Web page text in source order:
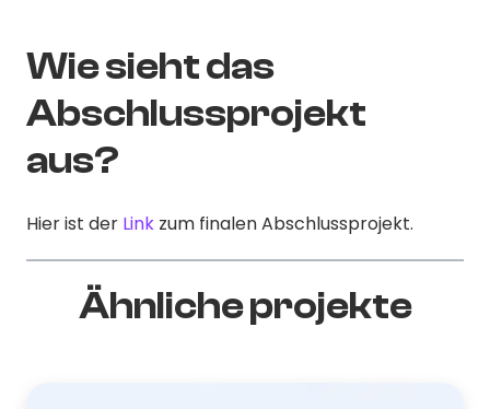
Wie sieht das
Abschlussprojekt
aus?
Hier ist der Link zum finalen Abschlussprojekt.
Ähnliche projekte